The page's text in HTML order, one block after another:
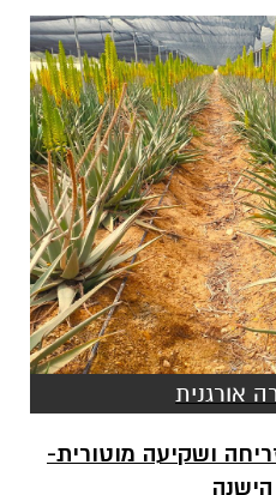
אורגנית
ושקיעה מוטורית-